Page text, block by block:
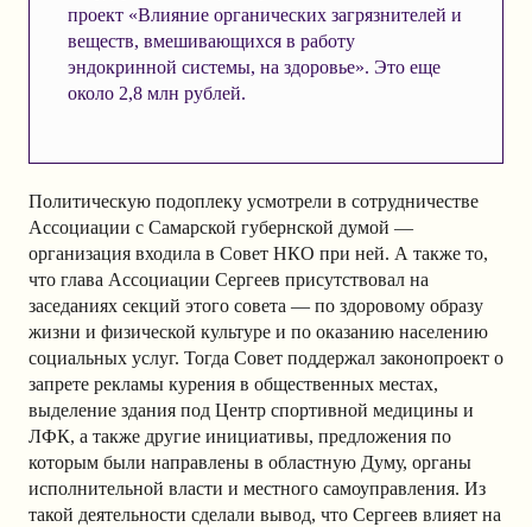
проект «Влияние органических загрязнителей и
веществ, вмешивающихся в работу
эндокринной системы, на здоровье». Это еще
около 2,8 млн рублей.
Политическую подоплеку усмотрели в сотрудничестве
Ассоциации с Самарской губернской думой —
организация входила в Совет НКО при ней. А также то,
что глава Ассоциации Сергеев присутствовал на
заседаниях секций этого совета — по здоровому образу
жизни и физической культуре и по оказанию населению
социальных услуг. Тогда Совет поддержал законопроект о
запрете рекламы курения в общественных местах,
выделение здания под Центр спортивной медицины и
ЛФК, а также другие инициативы, предложения по
которым были направлены в областную Думу, органы
исполнительной власти и местного самоуправления. Из
такой деятельности сделали вывод, что Сергеев влияет на